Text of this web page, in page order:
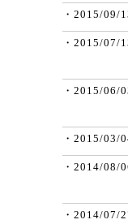
・2015/09/
・2015/07/
・2015/06/
・2015/03/
・2014/08/
・2014/07/